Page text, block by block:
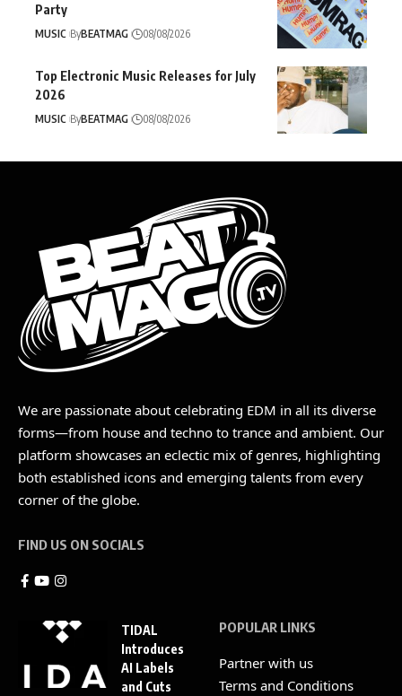
Party
MUSIC ByBEATMAG 08/08/2026
Top Electronic Music Releases for July
2026
MUSIC ByBEATMAG 08/08/2026
We are passionate about celebrating EDM in all its diverse
forms—from house and techno to trance and ambient. Our
platform showcases an eclectic mix of genres, highlighting
both established icons and emerging talents from every
corner of the globe.
FIND US ON SOCIALS
TIDAL
Introduces
AI Labels
and Cuts
POPULAR LINKS
Partner with us
Terms and Conditions